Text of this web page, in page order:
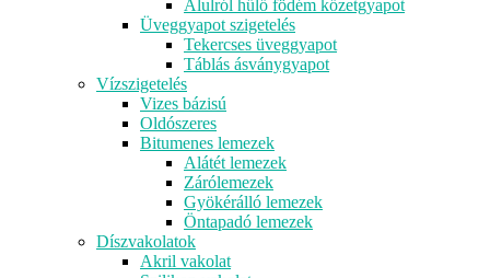
Alulról hűlő födém kőzetgyapot
Üveggyapot szigetelés
Tekercses üveggyapot
Táblás ásványgyapot
Vízszigetelés
Vizes bázisú
Oldószeres
Bitumenes lemezek
Alátét lemezek
Zárólemezek
Gyökérálló lemezek
Öntapadó lemezek
Díszvakolatok
Akril vakolat